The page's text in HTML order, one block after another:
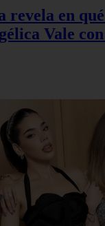
revela en
Vale